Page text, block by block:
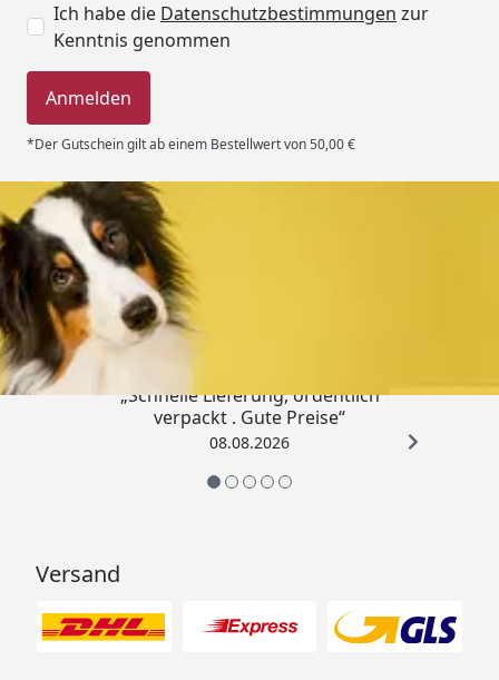
Ich habe die Datenschutzbestimmungen zur
Kenntnis genommen
Anmelden
*Der Gutschein gilt ab einem Bestellwert von 50,00 €
Trusted Shops
„Schnelle Lieferung, ordentlich
verpackt . Gute Preise“
08.08.2026
Versand